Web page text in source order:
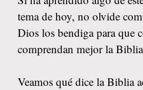
tema de hoy, no olvide
Dios los bendiga para que
comprendan mejor la
Veamos qué dice la Biblia